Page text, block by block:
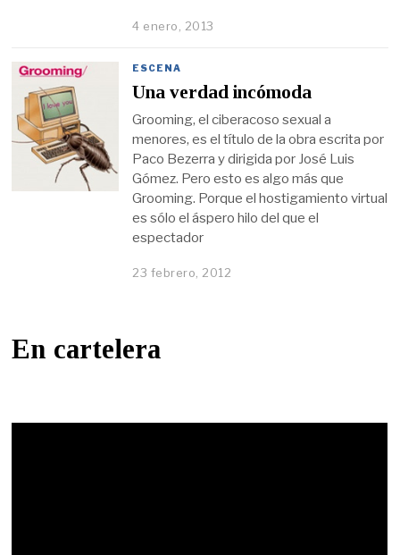
4 enero, 2013
ESCENA
Una verdad incómoda
Grooming, el ciberacoso sexual a
menores, es el título de la obra escrita por
Paco Bezerra y dirigida por José Luis
Gómez. Pero esto es algo más que
Grooming. Porque el hostigamiento virtual
es sólo el áspero hilo del que el
espectador
23 febrero, 2012
En cartelera